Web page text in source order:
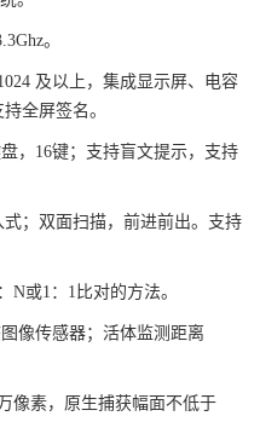
。
及以上，集成显示屏、电容
全屏签名。
，16键；支持盲文提示，支持
式；双面扫描，前进前出。支持
N或1：1比对的方法。
像传感器；活体监测距离
像素，原生捕获幅面不低于